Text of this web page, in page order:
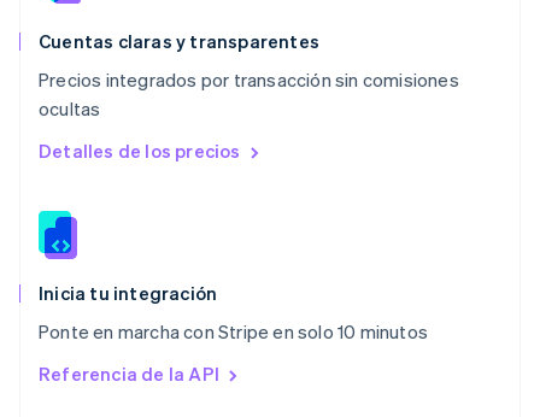
Cuentas claras y transparentes
Precios integrados por transacción sin comisiones
ocultas
Detalles de los precios
Inicia tu integración
Ponte en marcha con Stripe en solo 10 minutos
Referencia de la API
English
NederlandsEnglish
Polonia
English
RAE de Hong Kong, China
Reino Unido
English
English
English